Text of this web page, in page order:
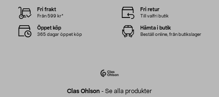
Clas Ohlson - Se alla produkter
Fri frakt
Från 599 kr*
Fri retur
Till valfri butik
Öppet köp
365 dagar öppet köp
Hämta i butik
Beställ online, från butikslager